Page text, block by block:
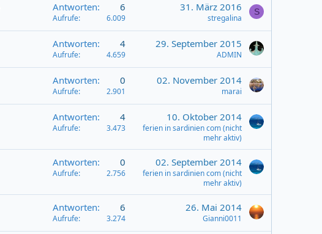
Antworten 6
Aufrufe 6.009
31. März 2016
stregalina
S
Antworten 4
Aufrufe 4.659
29. September 2015
ADMIN
Antworten 0
Aufrufe 2.901
02. November 2014
marai
Antworten 4
Aufrufe 3.473
10. Oktober 2014
ferien in sardinien com (nicht
mehr aktiv)
Antworten 0
Aufrufe 2.756
02. September 2014
ferien in sardinien com (nicht
mehr aktiv)
Antworten 6
Aufrufe 3.274
26. Mai 2014
Gianni0011